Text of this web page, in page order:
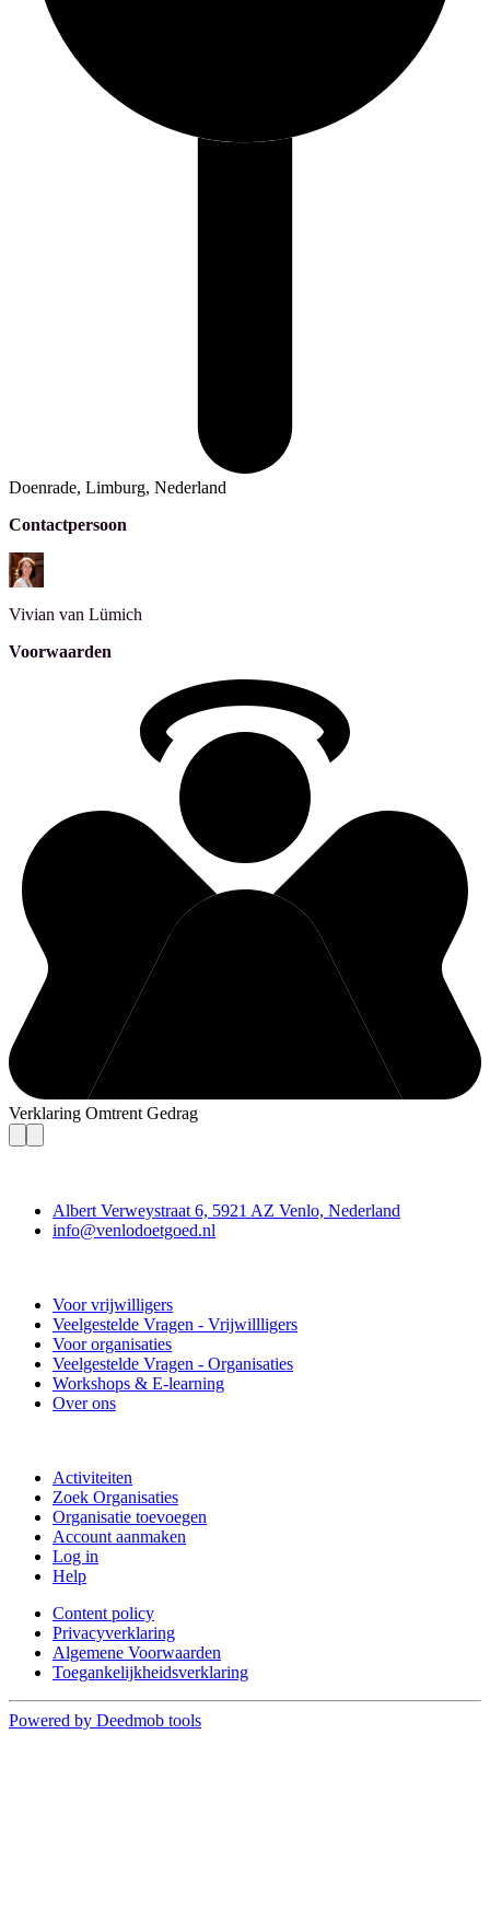
Doenrade, Limburg, Nederland
Contactpersoon
Vivian van Lümich
Voorwaarden
Verklaring Omtrent Gedrag
Albert Verweystraat 6, 5921 AZ Venlo, Nederland
info@venlodoetgoed.nl
Voor vrijwilligers
Veelgestelde Vragen - Vrijwillligers
Voor organisaties
Veelgestelde Vragen - Organisaties
Workshops & E-learning
Over ons
Activiteiten
Zoek Organisaties
Organisatie toevoegen
Account aanmaken
Log in
Help
Content policy
Privacyverklaring
Algemene Voorwaarden
Toegankelijkheidsverklaring
Powered by Deedmob tools